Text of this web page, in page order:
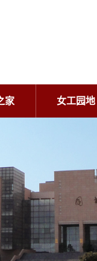
家 女工园地